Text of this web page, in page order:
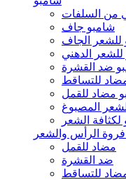
من السلفات
شامبو جاف
للشعر الجاف
الدهني
ضد القشرة
للتساقط
مضاد للقمل
المصبوغ
لكثافة الشعر
فروة الرأس والشعر
مضاد للقمل
ضد القشرة
للتساقط